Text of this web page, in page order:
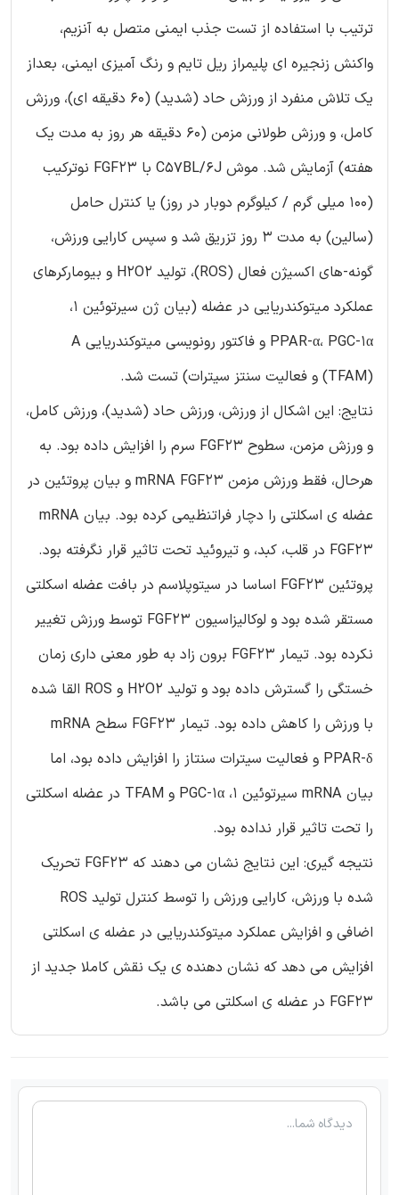
ترتیب با استفاده از تست جذب ایمنی متصل به آنزیم،
واکنش زنجیره ای پلیمراز ریل تایم و رنگ آمیزی ایمنی، بعداز
یک تلاش منفرد از ورزش حاد (شدید) (60 دقیقه ای)، ورزش
کامل، و ورزش طولانی مزمن (60 دقیقه هر روز به مدت یک
هفته) آزمایش شد. موش C57BL/6J با FGF23 نوترکیب
(100 میلی گرم / کیلوگرم دوبار در روز) یا کنترل حامل
(سالین) به مدت 3 روز تزریق شد و سپس کارایی ورزش،
گونه-های اکسیژن فعال (ROS)، تولید H2O2 و بیومارکرهای
عملکرد میتوکندریایی در عضله (بیان ژن سیرتوئین 1،
PPAR-α، PGC-1α و فاکتور رونویسی میتوکندریایی A
(TFAM) و فعالیت سنتز سیترات) تست شد.
نتایج: این اشکال از ورزش، ورزش حاد (شدید)، ورزش کامل،
و ورزش مزمن، سطوح FGF23 سرم را افزایش داده بود. به
هرحال، فقط ورزش مزمن mRNA FGF23 و بیان پروتئین در
عضله ی اسکلتی را دچار فراتنظیمی کرده بود. بیان mRNA
FGF23 در قلب، کبد، و تیروئید تحت تاثیر قرار نگرفته بود.
پروتئین FGF23 اساسا در سیتوپلاسم در بافت عضله اسکلتی
مستقر شده بود و لوکالیزاسیون FGF23 توسط ورزش تغییر
نکرده بود. تیمار FGF23 برون زاد به طور معنی داری زمان
خستگی را گسترش داده بود و تولید H2O2 و ROS القا شده
با ورزش را کاهش داده بود. تیمار FGF23 سطح mRNA
PPAR-δ و فعالیت سیترات سنتاز را افزایش داده بود، اما
بیان mRNA سیرتوئین 1، PGC-1α و TFAM در عضله اسکلتی
را تحت تاثیر قرار نداده بود.
نتیجه گیری: این نتایج نشان می دهند که FGF23 تحریک
شده با ورزش، کارایی ورزش را توسط کنترل تولید ROS
اضافی و افزایش عملکرد میتوکندریایی در عضله ی اسکلتی
افزایش می دهد که نشان دهنده ی یک نقش کاملا جدید از
FGF23 در عضله ی اسکلتی می باشد.